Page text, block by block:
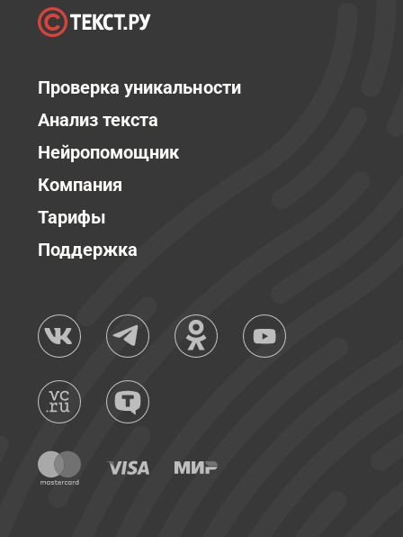
Проверка уникальности
Анализ текста
Нейропомощник
Компания
Тарифы
Поддержка